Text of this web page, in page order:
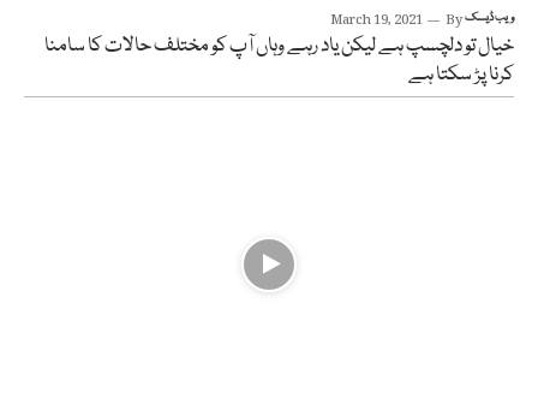
March 19, 2021 Byویب ڈیسک
خیال تو دلچسپ ہے لیکن یاد رہے وہاں آپ کو مختلف حالات کا سامنا
کرنا پڑ سکتا ہے